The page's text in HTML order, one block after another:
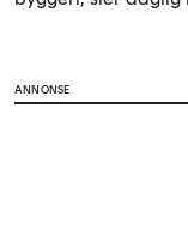
ANNONSE